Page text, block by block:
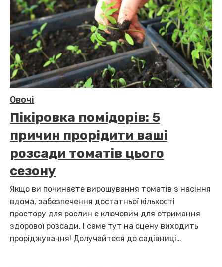
Овочі
Пікіровка помідорів: 5
причин прорідити ваші
розсади томатів цього
сезону
Якщо ви починаєте вирощування томатів з насіння
вдома, забезпечення достатньої кількості
простору для рослин є ключовим для отримання
здорової розсади. І саме тут на сцену виходить
проріджування! Долучайтеся до садівниці…